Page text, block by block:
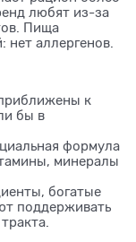
любят из-за
Пища
аллергенов.
к
бы в
формула
минералы
богатые
поддерживать